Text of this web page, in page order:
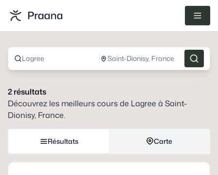
Lagree Saint-Dionisy, France
2résultats
Découvrez les meilleurs cours de Lagree à Saint-
Dionisy, France.
Résultats Carte